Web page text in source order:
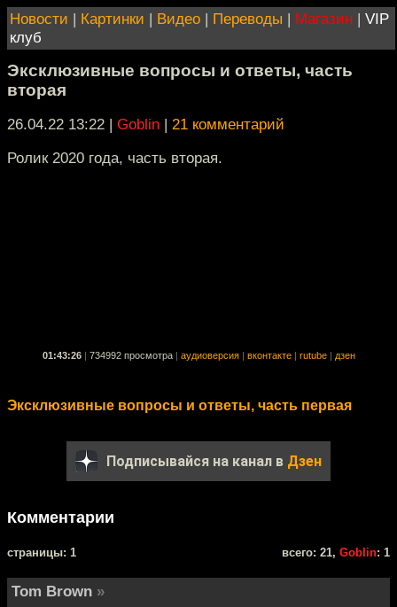
Новости | Картинки | Видео | Переводы | Магазин | VIP
клуб
Эксклюзивные вопросы и ответы, часть
вторая
26.04.22 13:22 | Goblin | 21 комментарий
Ролик 2020 года, часть вторая.
01:43:26 734992 просмотра аудиоверсия вконтакте rutube дзен
Эксклюзивные вопросы и ответы, часть первая
Подписывайся на канал в Дзен
Комментарии
cтраницы: 1 всего: 21, Goblin: 1
Tom Brown »